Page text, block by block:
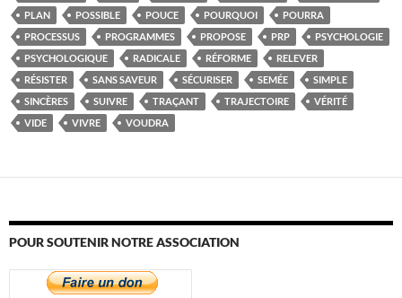
PLAN
POSSIBLE POUCE POURQUOI
POURRA
PROCESSUS
PROGRAMMES PROPOSE PRP
PSYCHOLOGIE
PSYCHOLOGIQUE
RADICALE RÉFORME
RELEVER
RÉSISTER
SANS SAVEUR SÉCURISER SEMÉE
SIMPLE
SINCÈRES
SUIVRE TRAÇANT TRAJECTOIRE
VÉRITÉ
VIDE
VIVRE VOUDRA
POUR SOUTENIR NOTRE ASSOCIATION